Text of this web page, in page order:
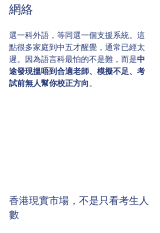
網絡
選一科外語，等同選一個支援系統。這
點很多家庭到中五才醒覺，通常已經太
遲。因為語言科最怕的不是難，而是中
途發現搵唔到合適老師、模擬不足、考
試前無人幫你校正方向。
香港現實市場，不是只看考生人
數